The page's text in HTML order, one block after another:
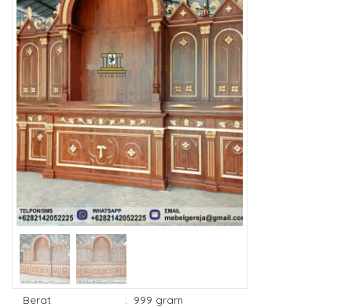
Berat : 999 gram